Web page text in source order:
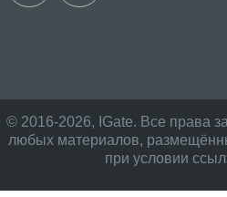
© 2016-2026, IGate. Все права
любых материалов,
при условии